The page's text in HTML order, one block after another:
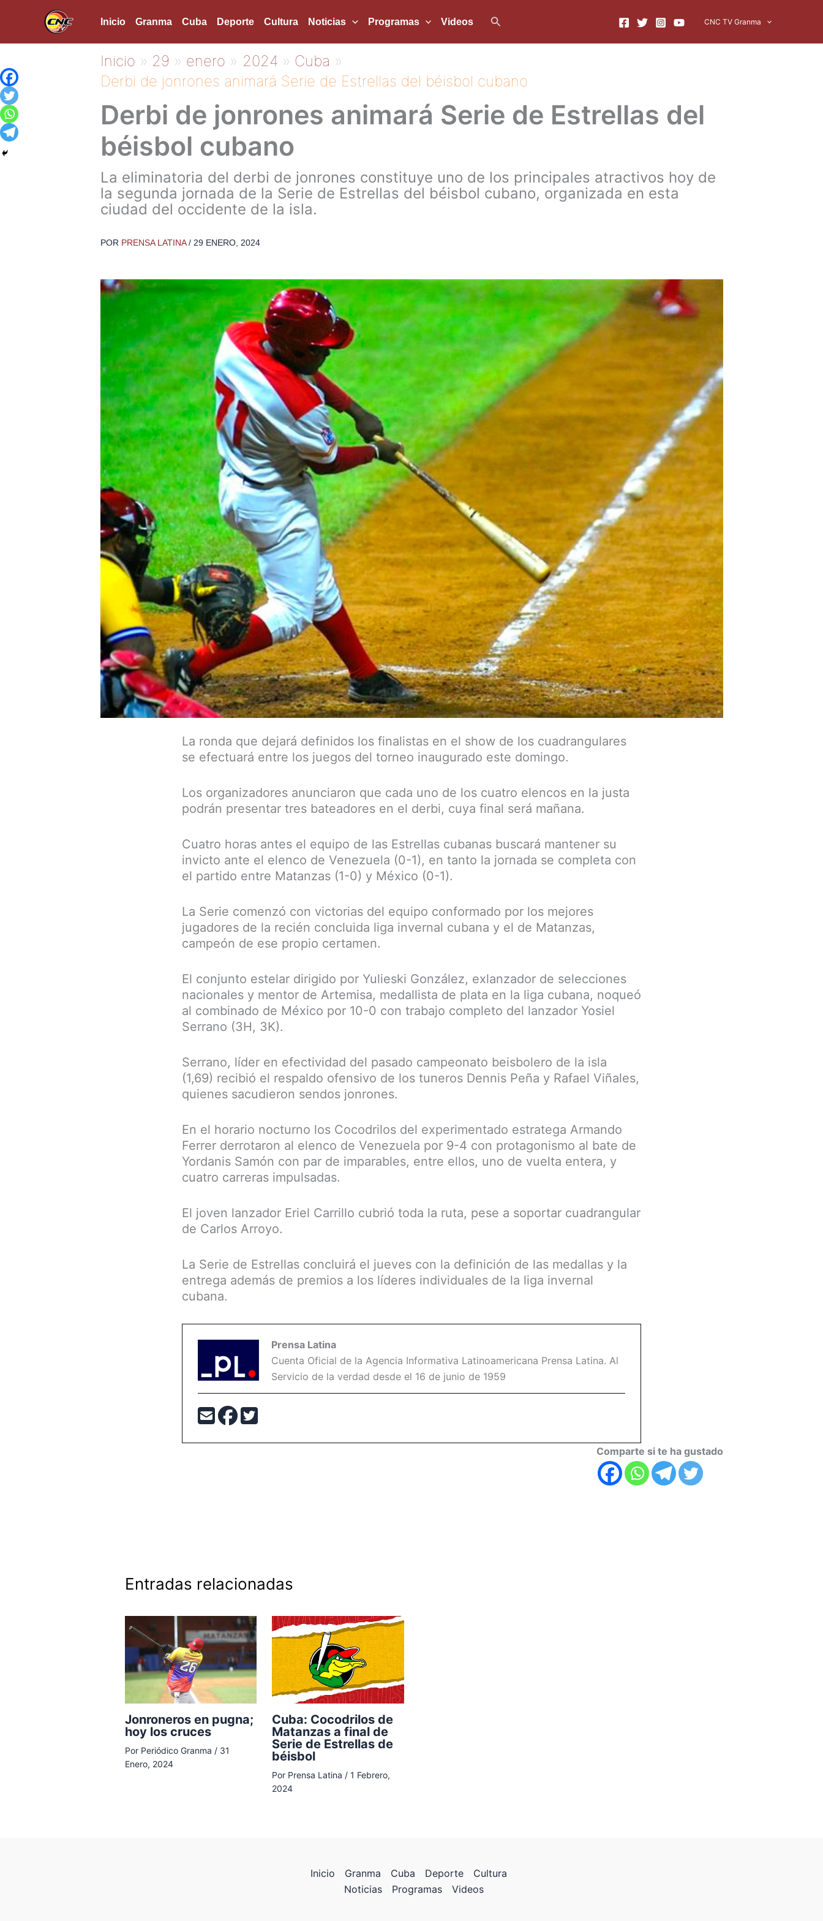
Inicio Granma Cuba Deporte Cultura Noticias Programas Videos Buscar CNC TV Granma
Inicio 29 enero 2024
Cuba
Derbi de jonrones animará Serie de Estrellas del béisbol cubano
Derbi de jonrones animará Serie de Estrellas del
béisbol cubano
La eliminatoria del derbi de jonrones constituye uno de los principales atractivos hoy de
la segunda jornada de la Serie de Estrellas del béisbol cubano, organizada en esta
ciudad del occidente de la isla.
POR PRENSA LATINA/ 29 ENERO, 2024
La ronda que dejará definidos los finalistas en el show de los cuadrangulares
se efectuará entre los juegos del torneo inaugurado este domingo.
Los organizadores anunciaron que cada uno de los cuatro elencos en la justa
podrán presentar tres bateadores en el derbi, cuya final será mañana.
Cuatro horas antes el equipo de las Estrellas cubanas buscará mantener su
invicto ante el elenco de Venezuela (0-1), en tanto la jornada se completa con
el partido entre Matanzas (1-0) y México (0-1).
La Serie comenzó con victorias del equipo conformado por los mejores
jugadores de la recién concluida liga invernal cubana y el de Matanzas,
campeón de ese propio certamen.
El conjunto estelar dirigido por Yulieski González, exlanzador de selecciones
nacionales y mentor de Artemisa, medallista de plata en la liga cubana, noqueó
al combinado de México por 10-0 con trabajo completo del lanzador Yosiel
Serrano (3H, 3K).
Serrano, líder en efectividad del pasado campeonato beisbolero de la isla
(1,69) recibió el respaldo ofensivo de los tuneros Dennis Peña y Rafael Viñales,
quienes sacudieron sendos jonrones.
En el horario nocturno los Cocodrilos del experimentado estratega Armando
Ferrer derrotaron al elenco de Venezuela por 9-4 con protagonismo al bate de
Yordanis Samón con par de imparables, entre ellos, uno de vuelta entera, y
cuatro carreras impulsadas.
El joven lanzador Eriel Carrillo cubrió toda la ruta, pese a soportar cuadrangular
de Carlos Arroyo.
La Serie de Estrellas concluirá el jueves con la definición de las medallas y la
entrega además de premios a los líderes individuales de la liga invernal
cubana.
Prensa Latina
Cuenta Oficial de la Agencia Informativa Latinoamericana Prensa Latina. Al
Servicio de la verdad desde el 16 de junio de 1959
Comparte si te ha gustado
Entradas relacionadas
Jonroneros en pugna;
hoy los cruces
Por Periódico Granma / 31
Enero, 2024
Cuba: Cocodrilos de
Matanzas a final de
Serie de Estrellas de
béisbol
Por Prensa Latina / 1 Febrero,
2024
Inicio Granma Cuba Deporte
Cultura
Noticias
Programas Videos